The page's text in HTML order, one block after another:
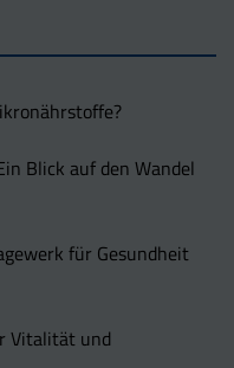
Blick auf den Wandel
für Gesundheit
Vitalität und